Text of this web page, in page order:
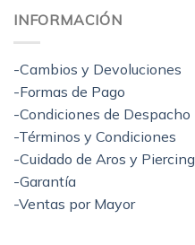
INFORMACIÓN
-Cambios y Devoluciones
-Formas de Pago
-Condiciones de Despacho
-Términos y Condiciones
-Cuidado de Aros y Piercing
-Garantía
-Ventas por Mayor